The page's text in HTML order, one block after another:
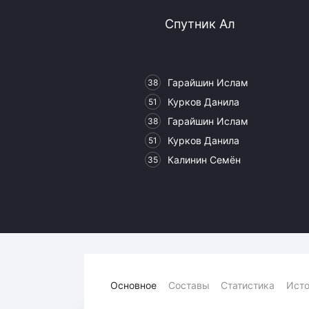
Северсталь
Спутник Ал
38 Гарайшин Ислам
51 Курков Данила
38 Гарайшин Ислам
51 Курков Данила
35 Калинин Семён
Основное Составы Статистика